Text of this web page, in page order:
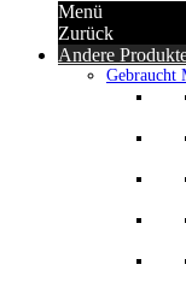
Menü
Zurück
Andere
Gebraucht